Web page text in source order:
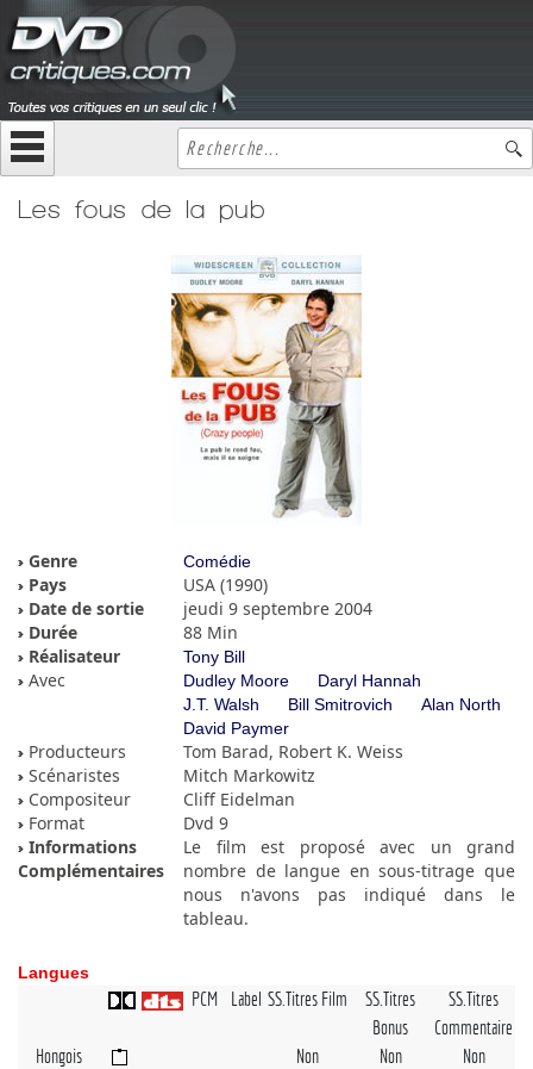
Les fous de la pub
Genre Comédie
Pays
USA (1990)
Date de sortie
jeudi 9 septembre 2004
Durée
88 Min
Réalisateur
Tony Bill
Avec Dudley Moore
Daryl Hannah
J.T. Walsh
Bill Smitrovich
Alan North
David Paymer
Producteurs
Tom Barad, Robert K. Weiss
Scénaristes
Mitch Markowitz
Compositeur
Cliff Eidelman
Format
Dvd 9
Informations
Complémentaires
Le film est proposé avec un grand
nombre de langue en sous-titrage que
nous n'avons pas indiqué dans le
tableau.
Langues
PCM Label SS.Titres Film
SS.Titres
Bonus
SS.Titres
Commentaire
Hongois
Non Non
Non